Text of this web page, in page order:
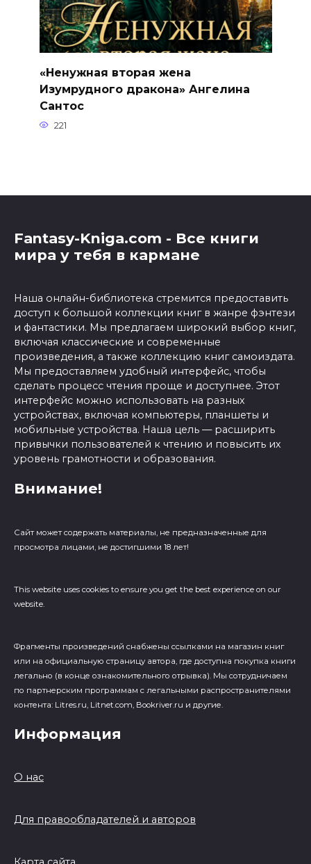
«Ненужная вторая жена
Изумрудного дракона» Ангелина
Сантос
221
Fantasy-Kniga.com - Все книги
мира у тебя в кармане
Наша онлайн-библиотека стремится предоставить
доступ к большой коллекции книг в жанре фэнтези
и фантастики. Мы предлагаем широкий выбор книг,
включая классические и современные
произведения, а также коллекцию книг самоиздата.
Мы предоставляем удобный интерфейс, чтобы
сделать процесс чтения проще и доступнее. Этот
интерфейс можно использовать на разных
устройствах, включая компьютеры, планшеты и
мобильные устройства. Наша цель — расширить
привычки пользователей к чтению и повысить их
уровень грамотности и образования.
Внимание!
Сайт может содержать материалы, не предназначенные для
просмотра лицами, не достигшими 18 лет!
This website uses cookies to ensure you get the best experience on our
website.
Фрагменты произведений cнабжены ссылками на магазин книг
или на официальную страницу автора, где доступна покупка книги
легально (в конце ознакомительного отрывка). Мы сотрудничаем
по партнерским программам с легальными распространителями
контента: Litres.ru, Litnet.com, Bookriver.ru и другие.
Информация
О нас
Для правообладателей и авторов